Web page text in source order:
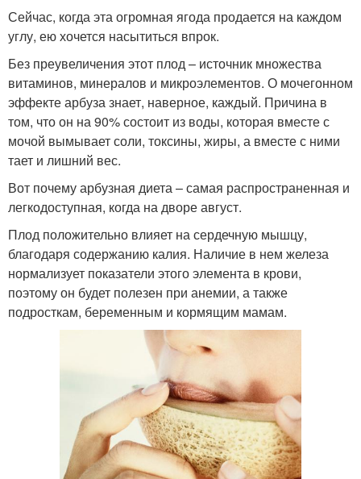
Сейчас, когда эта огромная ягода продается на каждом
углу, ею хочется насытиться впрок.
Без преувеличения этот плод – источник множества
витаминов, минералов и микроэлементов. О мочегонном
эффекте арбуза знает, наверное, каждый. Причина в
том, что он на 90% состоит из воды, которая вместе с
мочой вымывает соли, токсины, жиры, а вместе с ними
тает и лишний вес.
Вот почему арбузная диета – самая распространенная и
легкодоступная, когда на дворе август.
Плод положительно влияет на сердечную мышцу,
благодаря содержанию калия. Наличие в нем железа
нормализует показатели этого элемента в крови,
поэтому он будет полезен при анемии, а также
подросткам, беременным и кормящим мамам.